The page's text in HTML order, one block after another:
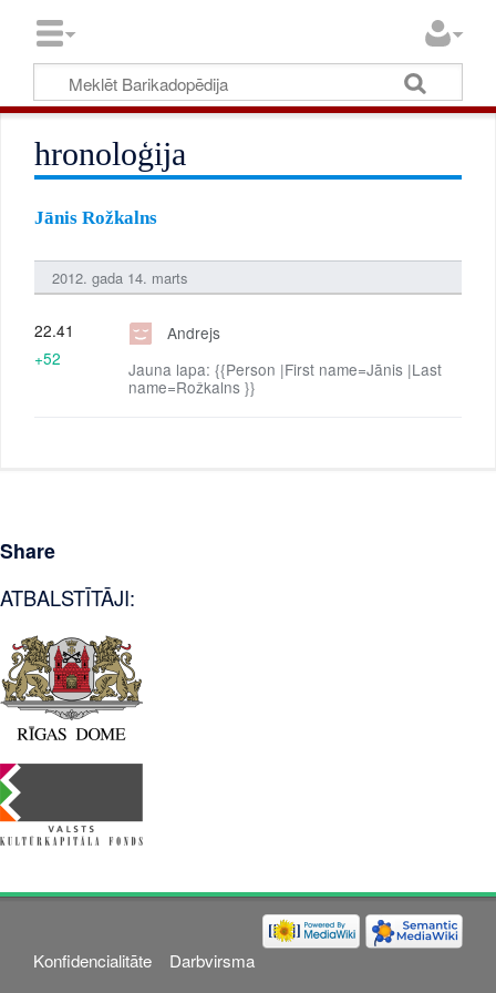
hronoloģija
Jānis Rožkalns
2012. gada 14. marts
Andrejs
Jauna lapa: {{Person |First name=Jānis |Last
name=Rožkalns }}
22.41
+52
Share
ATBALSTĪTĀJI:
Konfidencialitāte
Darbvirsma